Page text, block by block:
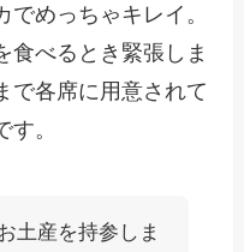
めっちゃキレイ。
食べるとき緊張しま
で各席に用意されて
。
土産を持参しま